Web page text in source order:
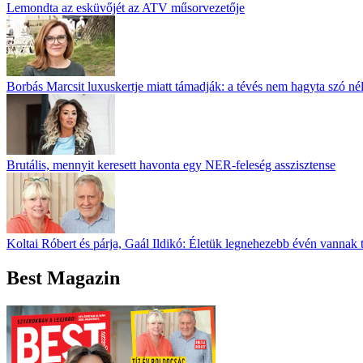
Lemondta az esküvőjét az ATV műsorvezetője
Borbás Marcsit luxuskertje miatt támadják: a tévés nem hagyta szó
Brutális, mennyit keresett havonta egy NER-feleség asszisztense
Koltai Róbert és párja, Gaál Ildikó: Életük legnehezebb évén vannak
Best Magazin